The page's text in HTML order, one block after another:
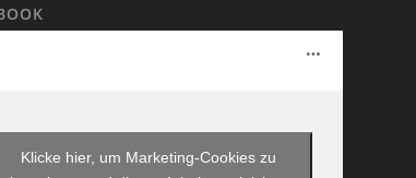
Klicke hier, um Marketing-Cookies zu